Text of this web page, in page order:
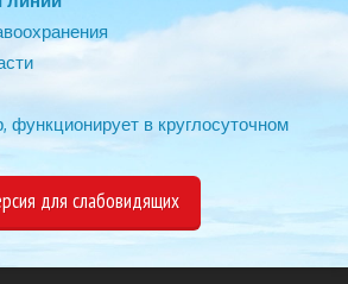
функционирует в круглосуточном
для слабовидящих